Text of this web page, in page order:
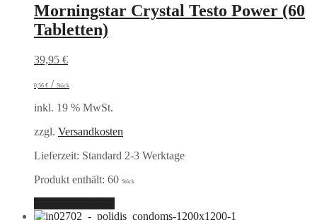
Morningstar Crystal Testo Power (60
Tabletten)
39,95 €
0,56 € / Stück
inkl. 19 % MwSt.
zzgl. Versandkosten
Lieferzeit: Standard 2-3 Werktage
Produkt enthält: 60 Stück